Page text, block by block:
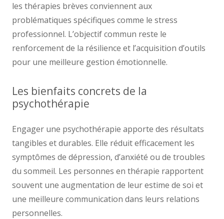
les thérapies brèves conviennent aux
problématiques spécifiques comme le stress
professionnel. L’objectif commun reste le
renforcement de la résilience et l’acquisition d’outils
pour une meilleure gestion émotionnelle.
Les bienfaits concrets de la
psychothérapie
Engager une psychothérapie apporte des résultats
tangibles et durables. Elle réduit efficacement les
symptômes de dépression, d’anxiété ou de troubles
du sommeil. Les personnes en thérapie rapportent
souvent une augmentation de leur estime de soi et
une meilleure communication dans leurs relations
personnelles.